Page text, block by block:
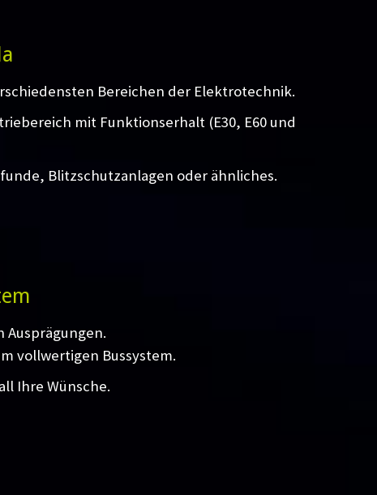
Bereichen der Elektrotechnik.
mit Funktionserhalt (E30, E60 und
Blitzschutzanlagen oder ähnliches.
vollwertigen Bussystem.
Ihre Wünsche.